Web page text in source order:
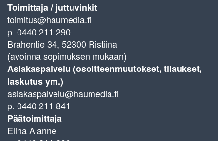
Toimittaja / juttuvinkit
toimitus@haumedia.fi
p. 0440 211 290
Brahentie 34, 52300 Ristiina
(avoinna sopimuksen mukaan)
Asiakaspalvelu (osoitteenmuutokset, tilaukset,
laskutus ym.)
asiakaspalvelu@haumedia.fi
p. 0440 211 841
Päätoimittaja
Elina Alanne